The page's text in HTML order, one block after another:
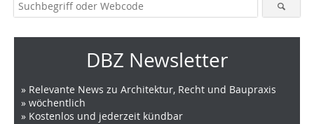
DBZ Newsletter
» Relevante News zu Architektur, Recht und Baupraxis
» wöchentlich
» Kostenlos und jederzeit kündbar